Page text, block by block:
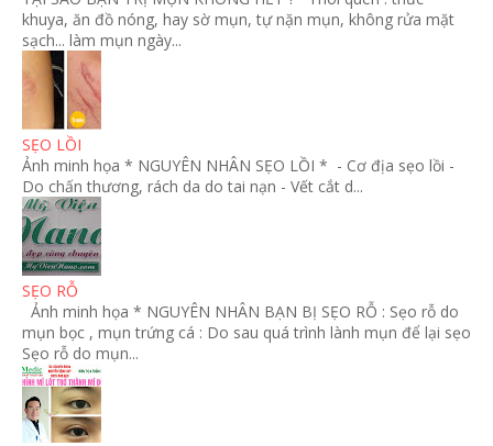
khuya, ăn đồ nóng, hay sờ mụn, tự nặn mụn, không rửa mặt
sạch... làm mụn ngày...
SẸO LỒI
Ảnh minh họa * NGUYÊN NHÂN SẸO LỒI * - Cơ địa sẹo lồi -
Do chấn thương, rách da do tai nạn - Vết cắt d...
SẸO RỖ
Ảnh minh họa * NGUYÊN NHÂN BẠN BỊ SẸO RỖ : Sẹo rỗ do
mụn bọc , mụn trứng cá : Do sau quá trình lành mụn để lại sẹo
Sẹo rỗ do mụn...